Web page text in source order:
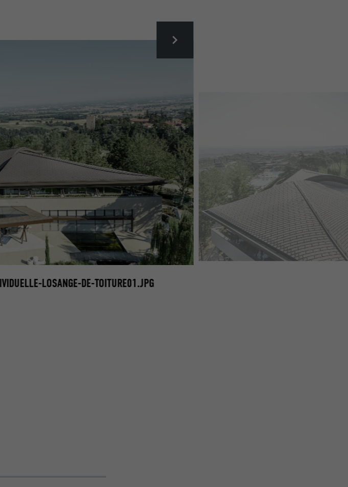
LOSANGE-DE-TOITURE01.JPG